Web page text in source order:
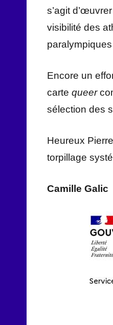
s’agit
visibilité des
Encore un
carte queer
sélection des
Heureux
torpillage
Camille Galic